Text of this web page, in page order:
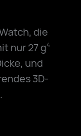
die
nur27 g4
und
3D-